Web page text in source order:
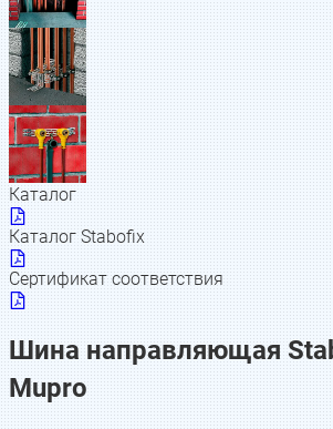
Каталог
Каталог Stabofix
Сертификат соответствия
Шина направляющая
Mupro